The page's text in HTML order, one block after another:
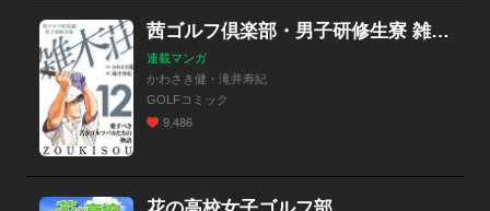
茜ゴルフ倶楽部・男子研修生寮 雑木荘
連載マンガ
かわさき健・滝井寿紀
GOLFコミック
9,486